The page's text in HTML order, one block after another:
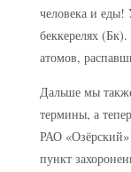
человека и еды!
беккерелях (Бк).
атомов,
Дальше мы
термины, а
РАО «Озёрский»
пункт